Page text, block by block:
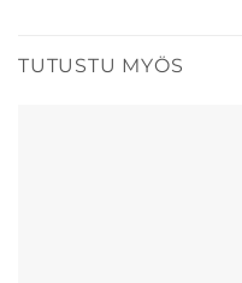
TUTUSTU MYÖS